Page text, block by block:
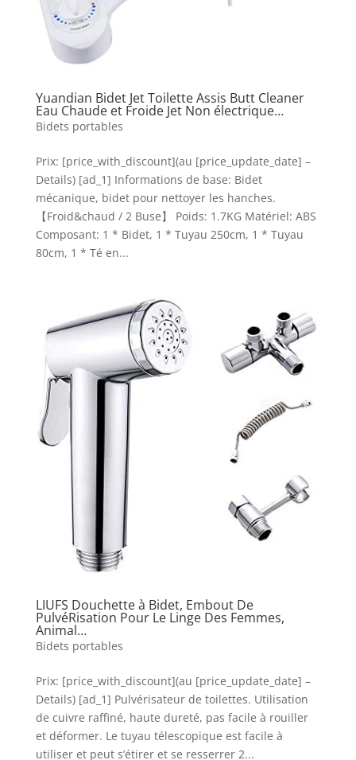
Yuandian Bidet Jet Toilette Assis Butt Cleaner
Eau Chaude et Froide Jet Non électrique…
Bidets portables
Prix: [price_with_discount](au [price_update_date] –
Details) [ad_1] Informations de base: Bidet
mécanique, bidet pour nettoyer les hanches.
【Froid&chaud / 2 Buse】 Poids: 1.7KG Matériel: ABS
Composant: 1 * Bidet, 1 * Tuyau 250cm, 1 * Tuyau
80cm, 1 * Té en...
LIUFS Douchette à Bidet, Embout De
PulvéRisation Pour Le Linge Des Femmes,
Animal…
Bidets portables
Prix: [price_with_discount](au [price_update_date] –
Details) [ad_1] Pulvérisateur de toilettes. Utilisation
de cuivre raffiné, haute dureté, pas facile à rouiller
et déformer. Le tuyau télescopique est facile à
utiliser et peut s’étirer et se resserrer 2...